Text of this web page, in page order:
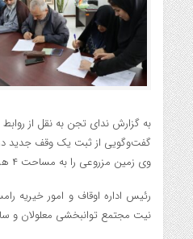
به گزارش ندای تجن به نقل از
گفت‌وگویی از ثبت یک وقف جدید
وی زمین مزروعی را به مساحت ۴ هزار و ۳۰۰ مترمربع وقف کردند.
نیت مجتمع توانبخشی معلولان و